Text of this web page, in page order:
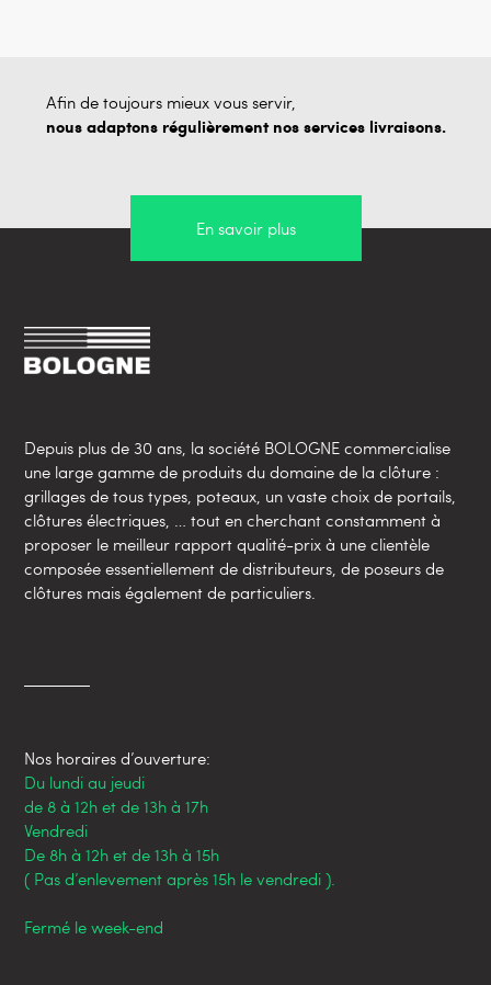
Afin de toujours mieux vous servir,
nous adaptons régulièrement nos services livraisons.
En savoir plus
Depuis plus de 30 ans, la société BOLOGNE commercialise
une large gamme de produits du domaine de la clôture :
grillages de tous types, poteaux, un vaste choix de portails,
clôtures électriques, … tout en cherchant constamment à
proposer le meilleur rapport qualité-prix à une clientèle
composée essentiellement de distributeurs, de poseurs de
clôtures mais également de particuliers.
Nos horaires d’ouverture:
Du lundi au jeudi
de 8 à 12h et de 13h à 17h
Vendredi
De 8h à 12h et de 13h à 15h
( Pas d’enlevement après 15h le vendredi ).
Fermé le week-end